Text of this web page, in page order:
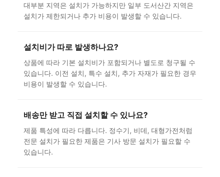
대부분 지역은 설치가 가능하지만 일부 도서산간 지역은
설치가 제한되거나 추가 비용이 발생할 수 있습니다.
설치비가 따로 발생하나요?
상품에 따라 기본 설치비가 포함되거나 별도로 청구될 수
있습니다. 이전 설치, 특수 설치, 추가 자재가 필요한 경우
비용이 발생할 수 있습니다.
배송만 받고 직접 설치할 수 있나요?
제품 특성에 따라 다릅니다. 정수기, 비데, 대형가전처럼
전문 설치가 필요한 제품은 기사 방문 설치가 필요할 수
있습니다.